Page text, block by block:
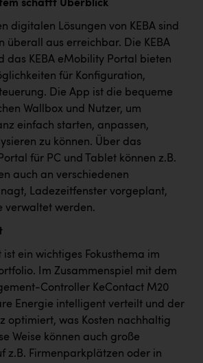
schafft Überblick
digitalen Lösungen von KEBA sind
überall aus erreichbar. Die KEBA
das KEBA eMobility Portal bieten
für Konfiguration,
Die App ist die bequeme
Wallbox und Nutzer, um
einfach starten, anpassen,
zu können. Über das
für PC und Tablet können z.B.
auch an verschiedenen
Ladezeitfenster vorgeplant,
verwaltet werden.
ein wichtiges Fokusthema im
Im Zusammenspiel mit dem
Controller KeContact M20
Energie intelligent verteilt und der
optimiert, was Kosten nachhaltig
Weise können auch große
z.B. Firmenparkplätzen oder in